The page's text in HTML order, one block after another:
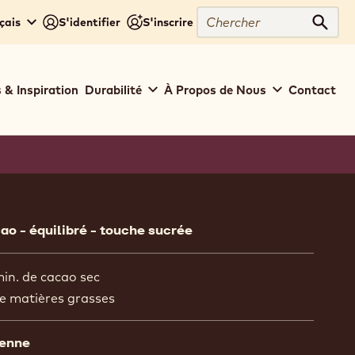
S'identifier S'inscrire
Chercher
& Inspiration Durabilité À Propos de Nous Contact
- équilibré - touche sucrée
de cacao sec
matières grasses